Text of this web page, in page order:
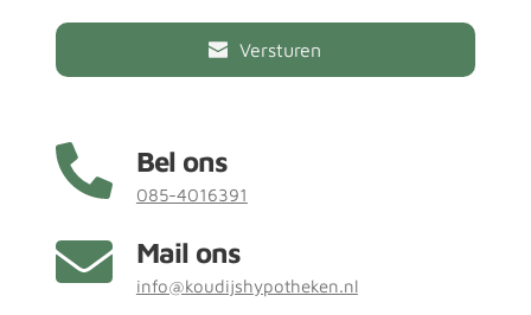
es
Bel ons
085-4016391
Mail ons
info@koudijshypotheken.nl
Versturen